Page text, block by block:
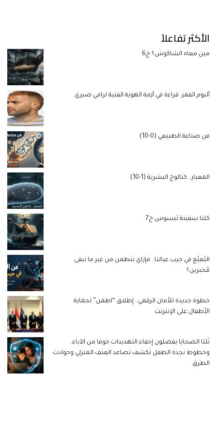
الأكثر تفاعلاً
مين معاه الشاكوش؟ ج6
ألبوم القمر: قراءة في أزمة الهوية الفنية لرامي صبري
فن صناعة الطبيعي (0-10)
المعيار.. كتالوج البشرية (1-10)
كلنا سفينة ثيسوس ج7
البُعبُع في جيب عيالنا.. فإزاي نتطمن من غير ما نبقى
مُخبرين؟
خطوة جديدة للأمان الرقمي.. إطلاق “اطمن” لحماية
الأطفال على الإنترنت
ثُلثا الضحايا يفضلون إخفاء التهديدات خوفا من الآباء..
وخطوط نجدة الطفل تكشف تصاعد العنف المنزلي وحوادث
الطرق